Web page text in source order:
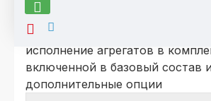
*Для компрессоров серии
По отдельному запросу
исполнение агрегатов в
включенной в базовый состав и
дополнительные опции